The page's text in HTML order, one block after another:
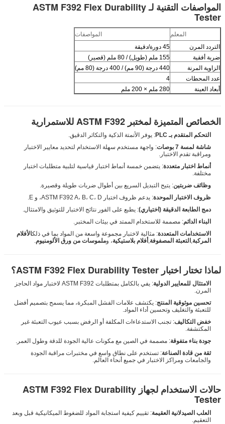
المواصفات التقنية لـ ASTM F392 Flex Durability
Tester
المعلم
المواصفات
التردد المرن
45 دورة/دقيقة
ضربة أفقية
155 ملم (طويل) / 80 ملم (قصير)
الزاوية المرنة
440 درجة (90 مم) / 400 درجة (80 مم)
عدد المحطات
4
أبعاد العينة
280 ملم × 200 ملم
الخصائص المتميزة لمختبر ASTM F392 للاستمرارية
التحكم المتقدم بـ PLC
: يوفر الأتمتة الذكية والتكاثر الدقيق.
شاشة لمسة 7 بوصات
: واجهة مستخدم سهلة الاستخدام لتحديد معايير الاختبار
ومراقبة تقدم الاختبار.
أنماط اختبار متعددة: يتضمن خمسة أنماط اختبار قياسية لتلبية متطلبات اختبار
مختلفة.
وظائف ضربتين: يتيح التبديل السريع بين أطوال ضربات طويلة وقصيرة.
ظروف الاختبار الموحدة: يدعم ظروف اختبار ASTM F392 A، B، C، D، و E.
دمج الطابعة الدقيقة (اختياري): يطبع على الفور نتائج الاختبار للتوثيق والامتثال.
البناء الدائم: مصممة للاستخدام الممتد في بيئات المختبر.
الاستخدامات المتعددة: مثالية لاختبار مجموعة واسعة من المواد بما في ذلكالأفلام
المركبة,التعبئة المصفوفة,أفلام بلاستيكية، وملموسات من ورق الألومنيوم.
لماذا تختار اختبار ASTM F392 Flex Durability Tester؟
الامتثال للمعايير الدولية
: يفي بالكامل بمتطلبات ASTM F392 لاختبار مواد الحاجز
المرن.
تحسين موثوقية المنتج: يكتشف علامات الفشل المبكرة، مما يسمح بتصميم أفضل
للتعبئة والتغليف وتحسين أداء المواد.
خفض التكاليف: تجنب الاستدعاءات المكلفة أو الرفض بسبب عيوب التعبئة غير
المكتشفة.
جودة بناء متفوقة: مصممة في الصين مع مكونات عالية الجودة للدقة وطول العمر.
ثقة من قادة الصناعة: تستخدم على نطاق واسع في مختبرات مراقبة الجودة
والجامعات ومراكز الاختبار في جميع أنحاء العالم.
حالات الاستخدام لجهاز ASTM F392 Flex Durability
Tester
العلب الصيدلانية العقيمة: تقييم كيفية استجابة المواد للضغوط الميكانيكية قبل وبعد
التعقيم.